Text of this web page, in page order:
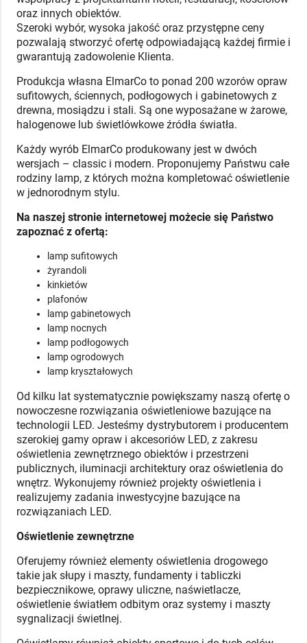
oraz innych obiektów.
Szeroki wybór, wysoka jakość oraz przystępne ceny
pozwalają stworzyć ofertę odpowiadającą każdej firmie i
gwarantują zadowolenie Klienta.
Produkcja własna ElmarCo to ponad 200 wzorów opraw
sufitowych, ściennych, podłogowych i gabinetowych z
drewna, mosiądzu i stali. Są one wyposażane w żarowe,
halogenowe lub świetlówkowe źródła światła.
Każdy wyrób ElmarCo produkowany jest w dwóch
wersjach – classic i modern. Proponujemy Państwu całe
rodziny lamp, z których można kompletować oświetlenie
w jednorodnym stylu.
Na naszej stronie internetowej możecie się Państwo
zapoznać z ofertą:
lamp sufitowych
żyrandoli
kinkietów
plafonów
lamp gabinetowych
lamp nocnych
lamp podłogowych
lamp ogrodowych
lamp kryształowych
Od kilku lat systematycznie powiększamy naszą ofertę o
nowoczesne rozwiązania oświetleniowe bazujące na
technologii LED. Jesteśmy dystrybutorem i producentem
szerokiej gamy opraw i akcesoriów LED, z zakresu
oświetlenia zewnętrznego obiektów i przestrzeni
publicznych, iluminacji architektury oraz oświetlenia do
wnętrz. Wykonujemy również projekty oświetlenia i
realizujemy zadania inwestycyjne bazujące na
rozwiązaniach LED.
Oświetlenie zewnętrzne
Oferujemy również elementy oświetlenia drogowego
takie jak słupy i maszty, fundamenty i tabliczki
bezpiecznikowe, oprawy uliczne, naświetlacze,
oświetlenie światłem odbitym oraz systemy i maszty
sygnalizacji świetlnej.